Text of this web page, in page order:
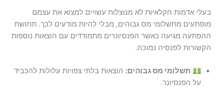
בעלי אדמות חקלאיות לא מנוצלות עשויים למצוא את עצמם
מופתעים מתשלומי מס גבוהים, מבלי להיות מודעים לכך. תחושת
ההפתעה מגיעה כאשר הפנסיונרים מתמודדים עם הוצאות נוספות
הקשורות לפנסיה נמוכה.
תשלומי מס גבוהים: הוצאות בלתי צפויות עלולות להכביד
על הפנסיונר.